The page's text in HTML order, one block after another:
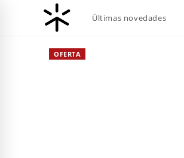
Últimas novedades
OFERTA